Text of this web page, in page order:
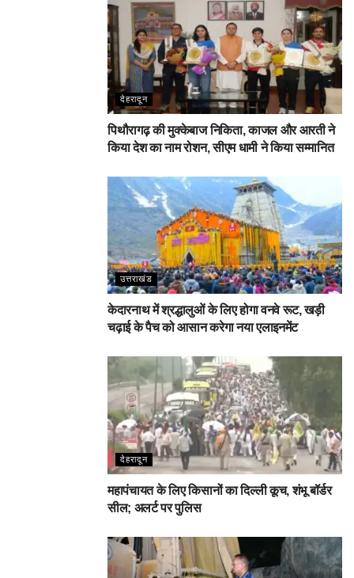
देहरादून
पिथौरागढ़ की मुक्केबाज निकिता, काजल और आरती ने
किया देश का नाम रोशन, सीएम धामी ने किया सम्मानित
उत्तराखंड
केदारनाथ में श्रद्धालुओं के लिए होगा वनवे रूट, खड़ी
चढ़ाई के पैच को आसान करेगा नया एलाइनमेंट
देहरादून
महापंचायत के लिए किसानों का दिल्ली कूच, शंभू बॉर्डर
सील; अलर्ट पर पुलिस